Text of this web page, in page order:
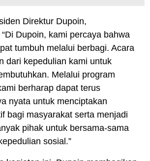
Direktur Dupoin,
Dupoin, kami percaya bahwa
tumbuh melalui berbagi. Acara
dari kepedulian kami untuk
Melalui program
berharap dapat terus
nyata untuk menciptakan
bagi masyarakat serta menjadi
pihak untuk bersama-sama
sosial.”